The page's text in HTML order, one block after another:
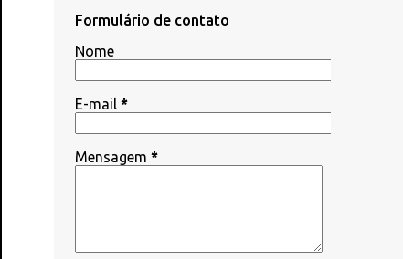
Formulário de contato
Nome
E-mail *
Mensagem *